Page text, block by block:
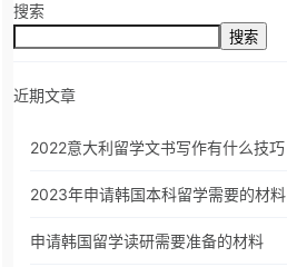
搜索
搜索
近期文章
2022意大利留学文书写作有什么技巧
2023年申请韩国本科留学需要的材料
申请韩国留学读研需要准备的材料